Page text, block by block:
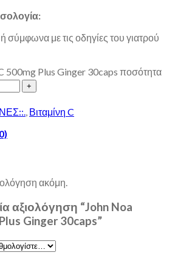
σύμφωνα με τις οδηγίες του γιατρού
500mg Plus Ginger 30caps ποσότητα
, Βιταμίνη C
ακόμη.
αξιολόγηση “John Noa
Ginger 30caps”